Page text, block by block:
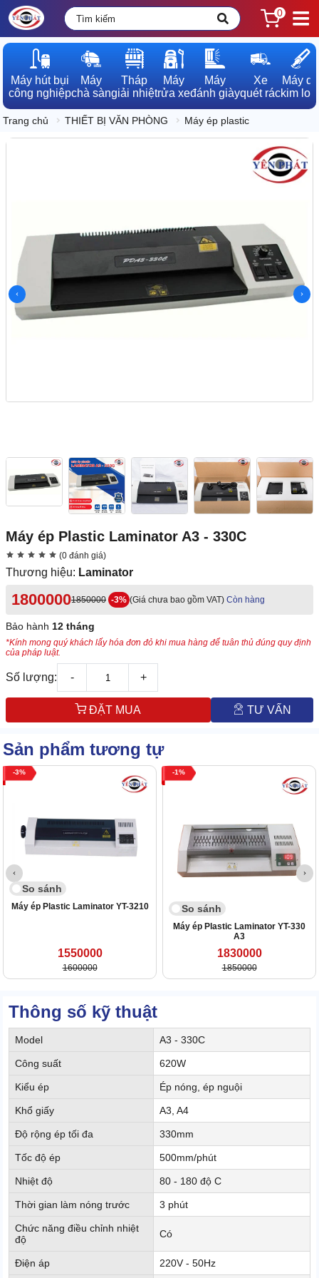
0
Máy hút bụi
công nghiệp
Máy
chà sàn
Tháp
giải nhiệt
Máy
rửa xe
Máy
đánh giày
Xe
quét rác
Máy dò
kim loại
Trang chủ THIẾT BỊ VĂN PHÒNG Máy ép plastic
Máy ép Plastic Laminator A3 - 330C
(0 đánh giá)
Thương hiệu: Laminator
18000001850000 -3% (Giá chưa bao gồm VAT) Còn hàng
Bảo hành 12 tháng
*Kính mong quý khách lấy hóa đơn đỏ khi mua hàng để tuân thủ đúng quy định
của pháp luật.
Số lượng: - +
ĐẶT MUA TƯ VẤN
Sản phẩm tương tự
3
So sánh
Máy ép Plastic Laminator YT-3210
1550000
1600000
1
So sánh
Máy ép Plastic Laminator YT-330
A3
1830000
1850000
Thông số kỹ thuật
Model A3 - 330C
Công suất 620W
Kiểu ép Ép nóng, ép nguội
Khổ giấy A3, A4
Độ rộng ép tối đa 330mm
Tốc độ ép 500mm/phút
Nhiệt độ 80 - 180 độ C
Thời gian làm nóng trước 3 phút
Chức năng điều chỉnh nhiệt
độ
Có
Điện áp 220V - 50Hz